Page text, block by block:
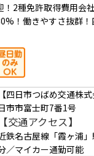
！2種免許取得費用会
！働きやすさ抜群
【四日市つばめ交通株
市市富士町7番1号
【交通アクセス】
鉄名古屋線「霞ヶ浦
／マイカー通勤可能